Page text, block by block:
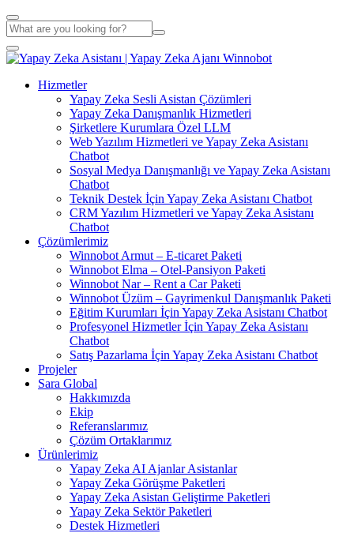
Hizmetler
Yapay Zeka Sesli Asistan Çözümleri
Yapay Zeka Danışmanlık Hizmetleri
Şirketlere Kurumlara Özel LLM
Web Yazılım Hizmetleri ve Yapay Zeka Asistanı
Chatbot
Sosyal Medya Danışmanlığı ve Yapay Zeka Asistanı
Chatbot
Teknik Destek İçin Yapay Zeka Asistanı Chatbot
CRM Yazılım Hizmetleri ve Yapay Zeka Asistanı
Chatbot
Çözümlerimiz
Winnobot Armut – E-ticaret Paketi
Winnobot Elma – Otel-Pansiyon Paketi
Winnobot Nar – Rent a Car Paketi
Winnobot Üzüm – Gayrimenkul Danışmanlık Paketi
Eğitim Kurumları İçin Yapay Zeka Asistanı Chatbot
Profesyonel Hizmetler İçin Yapay Zeka Asistanı
Chatbot
Satış Pazarlama İçin Yapay Zeka Asistanı Chatbot
Projeler
Sara Global
Hakkımızda
Ekip
Referanslarımız
Çözüm Ortaklarımız
Ürünlerimiz
Yapay Zeka AI Ajanlar Asistanlar
Yapay Zeka Görüşme Paketleri
Yapay Zeka Asistan Geliştirme Paketleri
Yapay Zeka Sektör Paketleri
Destek Hizmetleri